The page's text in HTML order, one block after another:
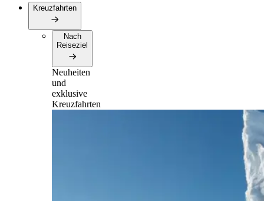
Kreuzfahrten
Nach
Reiseziel
Neuheiten
und
exklusive
Kreuzfahrten